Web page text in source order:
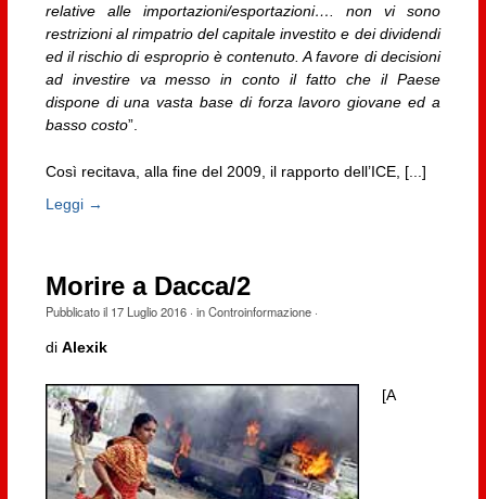
relative alle importazioni/esportazioni…. non vi sono
restrizioni al rimpatrio del capitale investito e dei dividendi
ed il rischio di esproprio è contenuto. A favore di decisioni
ad investire va messo in conto il fatto che il Paese
dispone di una vasta base di forza lavoro giovane ed a
basso costo”.
Così recitava, alla fine del 2009, il rapporto dell’ICE, [...]
Leggi →
Morire a Dacca/2
Pubblicato il 17 Luglio 2016· inControinformazione·
di Alexik
[A